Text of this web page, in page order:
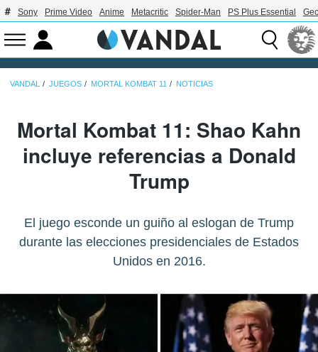
Sony Prime Video Anime Metacritic Spider-Man PS Plus Essential
VANDAL JUEGOS MORTAL KOMBAT 11 NOTICIAS
Mortal Kombat 11: Shao Kahn
incluye referencias a Donald
Trump
El juego esconde un guiño al eslogan de Trump
durante las elecciones presidenciales de Estados
Unidos en 2016.